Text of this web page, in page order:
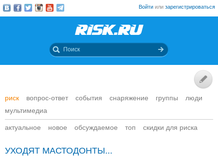
Войти или зарегистрироваться
риск вопрос-ответ события снаряжение группы
люди
мультимедиа
актуальное новое обсуждаемое топ скидки для риска
УХОДЯТ МАСТОДОНТЫ...